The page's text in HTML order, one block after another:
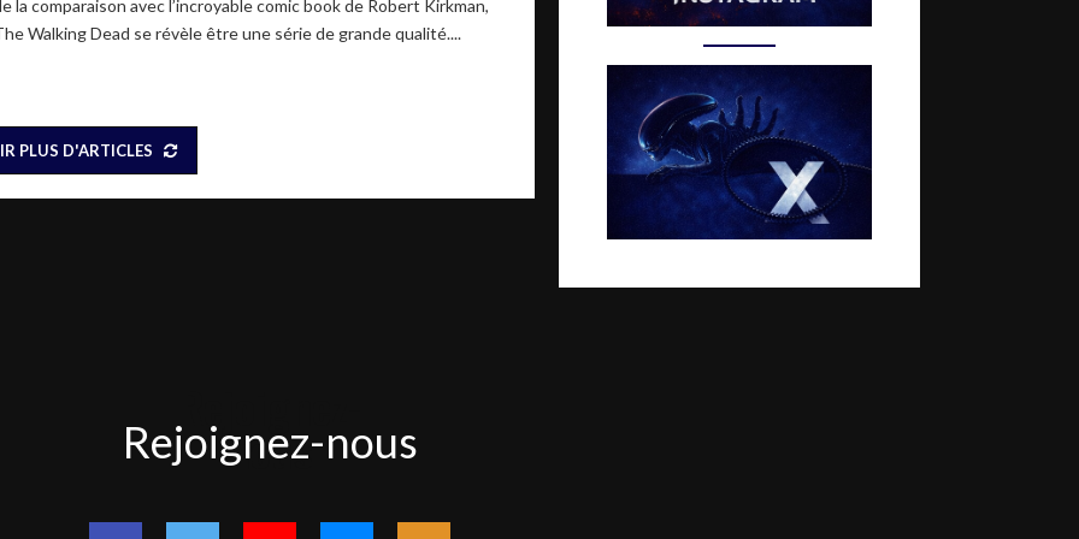
la comparaison avec l’incroyable comic book de Robert Kirkman,
Walking Dead se révèle être une série de grande qualité....
PLUS D'ARTICLES
nous
Rejoignez-nous